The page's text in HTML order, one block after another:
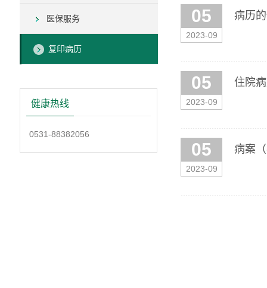
医保服务
复印病历
健康热线
0531-88382056
05
2023-09
病历
05
2023-09
住院
05
2023-09
病案